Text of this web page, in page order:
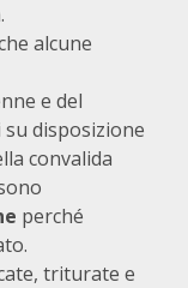
alcune
e del
disposizione
convalida
perché
triturate e